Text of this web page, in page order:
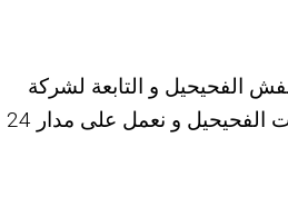
الفحيحيل و التابعة لشركة
نقل عفش الفحيحيل ، حيث أن خدماتنا متوفرة في كافة محافظات الفحيحيل و نعمل على مدار 24